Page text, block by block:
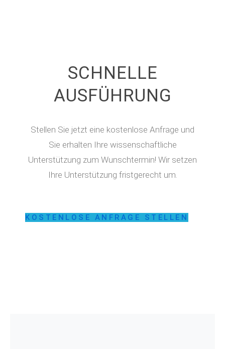
SCHNELLE
AUSFÜHRUNG
Stellen Sie jetzt eine kostenlose Anfrage und
Sie erhalten Ihre wissenschaftliche
Unterstützung zum Wunschtermin! Wir setzen
Ihre Unterstützung fristgerecht um.
KOSTENLOSE ANFRAGE STELLEN